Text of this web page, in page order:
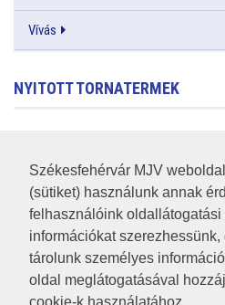
Székesfehérvár MJV
(sütiket) használunk annak
felhasználóink oldallátogatási
információkat szerezhessünk,
tárolunk személyes
oldal meglátogatásával
Vívás
NYITOTT TORNATERMEK
RSS
A HONLAP 2017.03.31-I ÁLLAPOTA
JOGI NYILATKOZAT
IMPRESSZUM